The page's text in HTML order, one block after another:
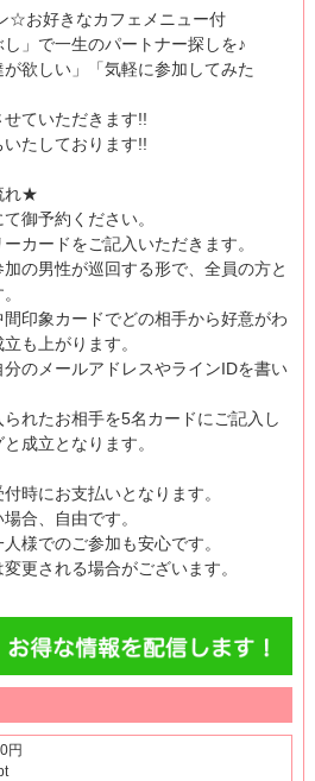
☆お好きなカフェメニュー付
し」で一生のパートナー探しを♪
が欲しい」「気軽に参加してみた
ていただきます!!
たしております!!
れ★
御予約ください。
カードをご記入いただきます。
の男性が巡回する形で、全員の方と
間印象カードでどの相手から好意がわ
も上がります。
分のメールアドレスやラインIDを書い
られたお相手を5名カードにご記入し
成立となります。
時にお支払いとなります。
合、自由です。
様でのご参加も安心です。
更される場合がございます。
円